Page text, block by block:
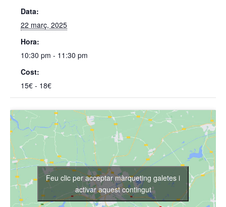
Data:
22 març, 2025
Hora:
10:30 pm - 11:30 pm
Cost:
15€ - 18€
Feu clic per acceptar màrqueting galetes i
activar aquest contingut